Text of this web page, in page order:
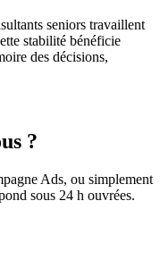
seniors travaillent
stabilité bénéficie
des décisions,
?
Ads, ou simplement
sous 24 h ouvrées.